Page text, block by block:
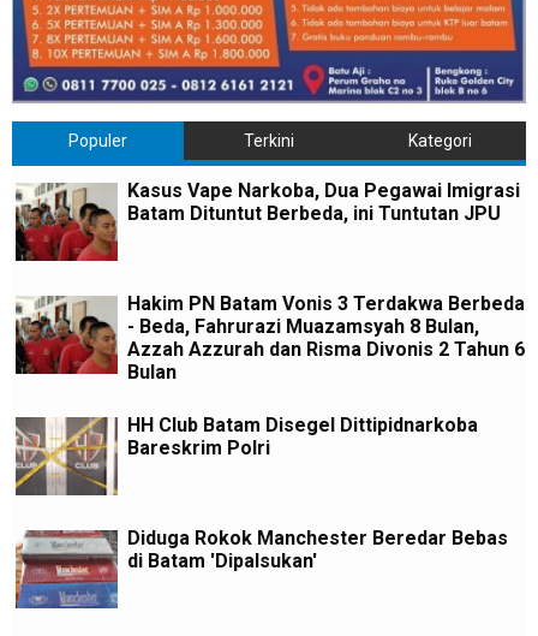
Populer Terkini Kategori
Kasus Vape Narkoba, Dua Pegawai Imigrasi
Batam Dituntut Berbeda, ini Tuntutan JPU
Hakim PN Batam Vonis 3 Terdakwa Berbeda
- Beda, Fahrurazi Muazamsyah 8 Bulan,
Azzah Azzurah dan Risma Divonis 2 Tahun 6
Bulan
HH Club Batam Disegel Dittipidnarkoba
Bareskrim Polri
Diduga Rokok Manchester Beredar Bebas
di Batam 'Dipalsukan'